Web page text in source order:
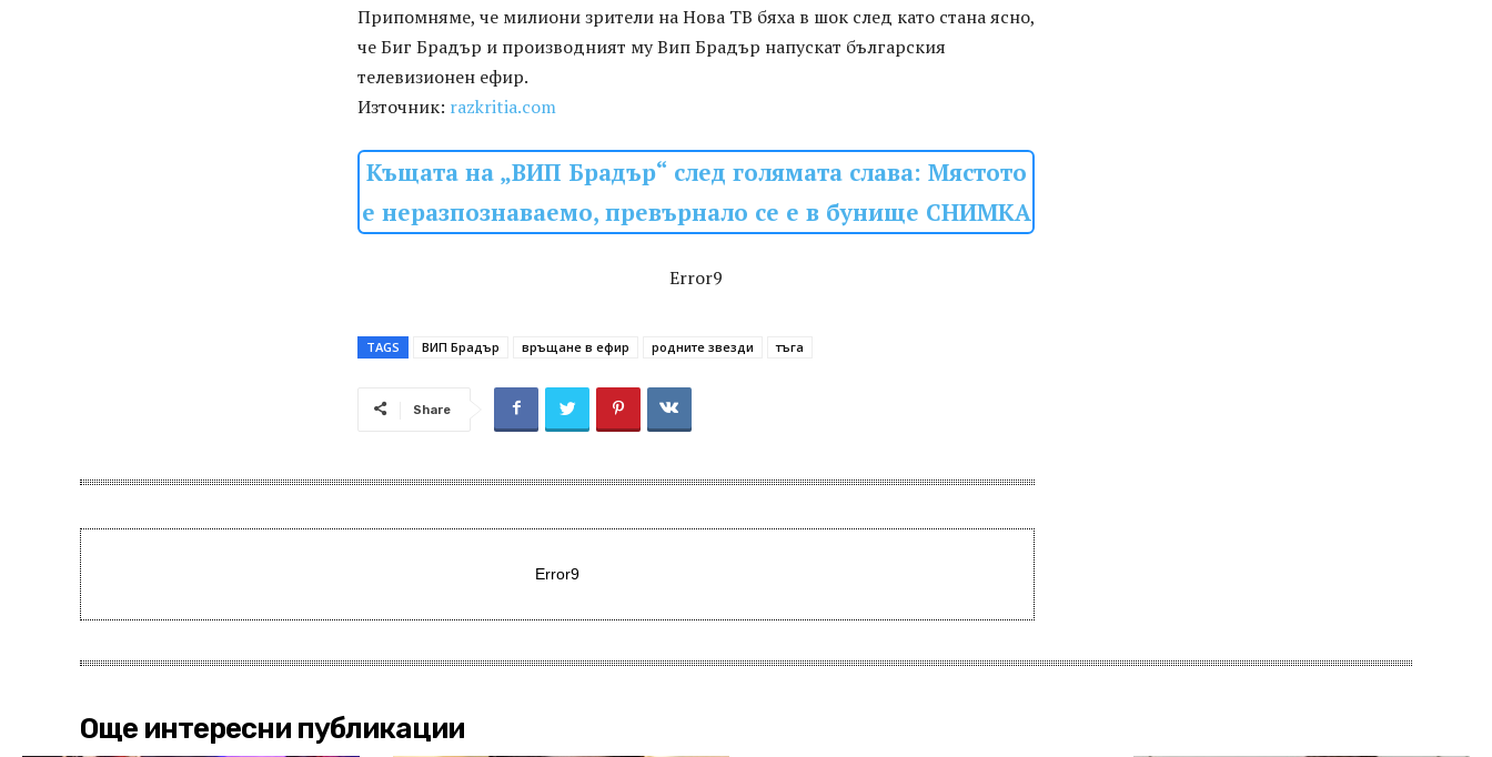
Припомняме, че милиони зрители на Нова ТВ бяха в шок след като стана ясно,
че Биг Брадър и производният му Вип Брадър напускат българския
телевизионен ефир.
Източник: razkritia.com
Къщата на „ВИП Брадър“ след голямата слава: Мястото
е неразпознаваемо, превърнало се е в бунище СНИМКА
Error9
TAGS ВИП Брадър връщане в ефир родните звезди тъга
Share
Error9
Още интересни публикации